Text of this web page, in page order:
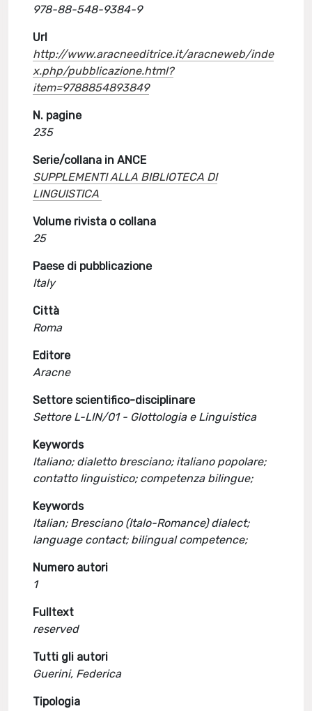
978-88-548-9384-9
Url
http://www.aracneeditrice.it/aracneweb/inde
x.php/pubblicazione.html?
item=9788854893849
N. pagine
235
Serie/collana in ANCE
SUPPLEMENTI ALLA BIBLIOTECA DI
LINGUISTICA
Volume rivista o collana
25
Paese di pubblicazione
Italy
Città
Roma
Editore
Aracne
Settore scientifico-disciplinare
Settore L-LIN/01 - Glottologia e Linguistica
Keywords
Italiano; dialetto bresciano; italiano popolare;
contatto linguistico; competenza bilingue;
Keywords
Italian; Bresciano (Italo-Romance) dialect;
language contact; bilingual competence;
Numero autori
1
Fulltext
reserved
Tutti gli autori
Guerini, Federica
Tipologia